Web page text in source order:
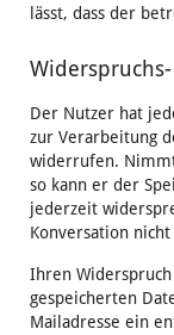
lässt, dass der
Der Nutzer hat
zur Verarbeitung
widerrufen.
so kann er der
jederzeit
Konversation
Ihren
gespeicherten
Mailadresse ein